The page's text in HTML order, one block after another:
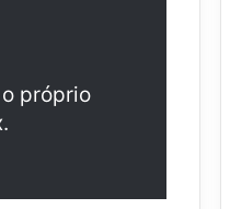
próprio